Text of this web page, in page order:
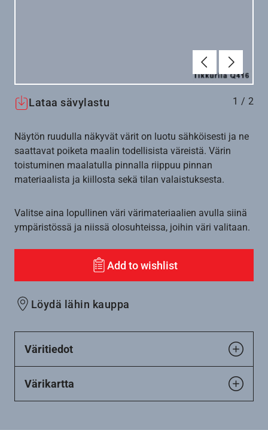
Edellinen
Lataa sävylastu 1 / 2
Näytön ruudulla näkyvät värit on luotu sähköisesti ja ne
saattavat poiketa maalin todellisista väreistä. Värin
toistuminen maalatulla pinnalla riippuu pinnan
materiaalista ja kiillosta sekä tilan valaistuksesta.
Valitse aina lopullinen väri värimateriaalien avulla siinä
ympäristössä ja niissä olosuhteissa, joihin väri valitaan.
Add to wishlist
Löydä lähin kauppa
Väritiedot
Värikartta